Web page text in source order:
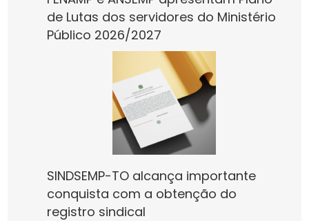
de Lutas dos servidores do Ministério
Público 2026/2027
SINDSEMP-TO alcança importante
conquista com a obtenção do
registro sindical